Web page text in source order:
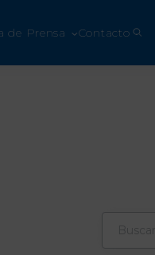
de Prensa Contacto